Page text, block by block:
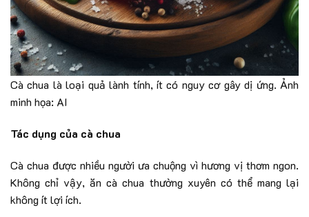
Cà chua là loại quả lành tính, ít có nguy cơ gây dị ứng. Ảnh
minh họa: AI
Tác dụng của cà chua
Cà chua được nhiều người ưa chuộng vì hương vị thơm ngon.
Không chỉ vậy, ăn cà chua thường xuyên có thể mang lại
không ít lợi ích.